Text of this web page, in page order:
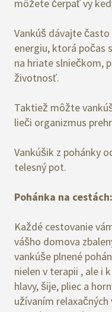
môžete čerpať vy
Vankúš dávajte
energiu, ktorá počas
na hriate slniečkom,
životnosť.
Taktiež môžte
lieči organizmus
Vankúšik z pohánky
telesný pot.
Pohánka na cestách:
Každé cestovanie
vášho domova
vankúše plnené
nielen v terapii , ale i
hlavy, šije, pliec a
užívaním